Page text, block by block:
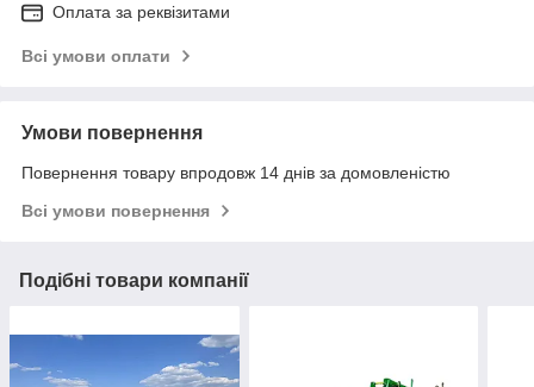
Оплата за реквізитами
Всі умови оплати
Умови повернення
Повернення товару впродовж 14 днів за домовленістю
Всі умови повернення
Подібні товари компанії